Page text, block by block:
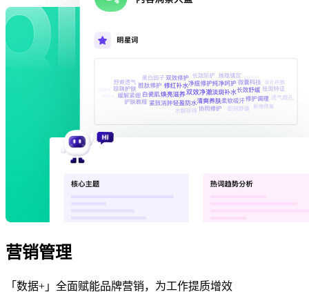
营销管理
「数据+」全面赋能品牌营销，为工作提质增效